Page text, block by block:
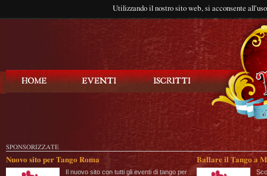
Utilizzando il nostro sito web, si acconsente
SPONSORIZZATE
Nuovo sito per Tango Roma
Il nuovo sito con tutti gli eventi di tango per
Ballare il Tango a